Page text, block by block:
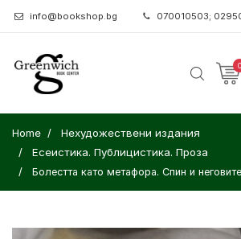
info@bookshop.bg 070010503;
0
Home
Нехудожествени издания
Есеистика. Публицистика. Проза
Болестта като метафора. Спин и